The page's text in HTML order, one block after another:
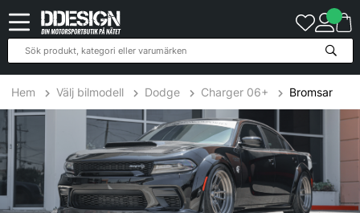
Hem Välj bilmodell Dodge Charger 06+ Bromsar
37 Produkter